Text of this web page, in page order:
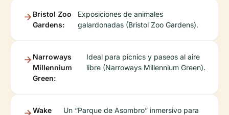
Bristol Zoo
Gardens:
Exposiciones de animales
galardonadas (Bristol Zoo Gardens).
Narroways
Millennium
Green:
Ideal para picnics y paseos al aire
libre (Narroways Millennium Green).
Wake
Un “Parque de Asombro” inmersivo para